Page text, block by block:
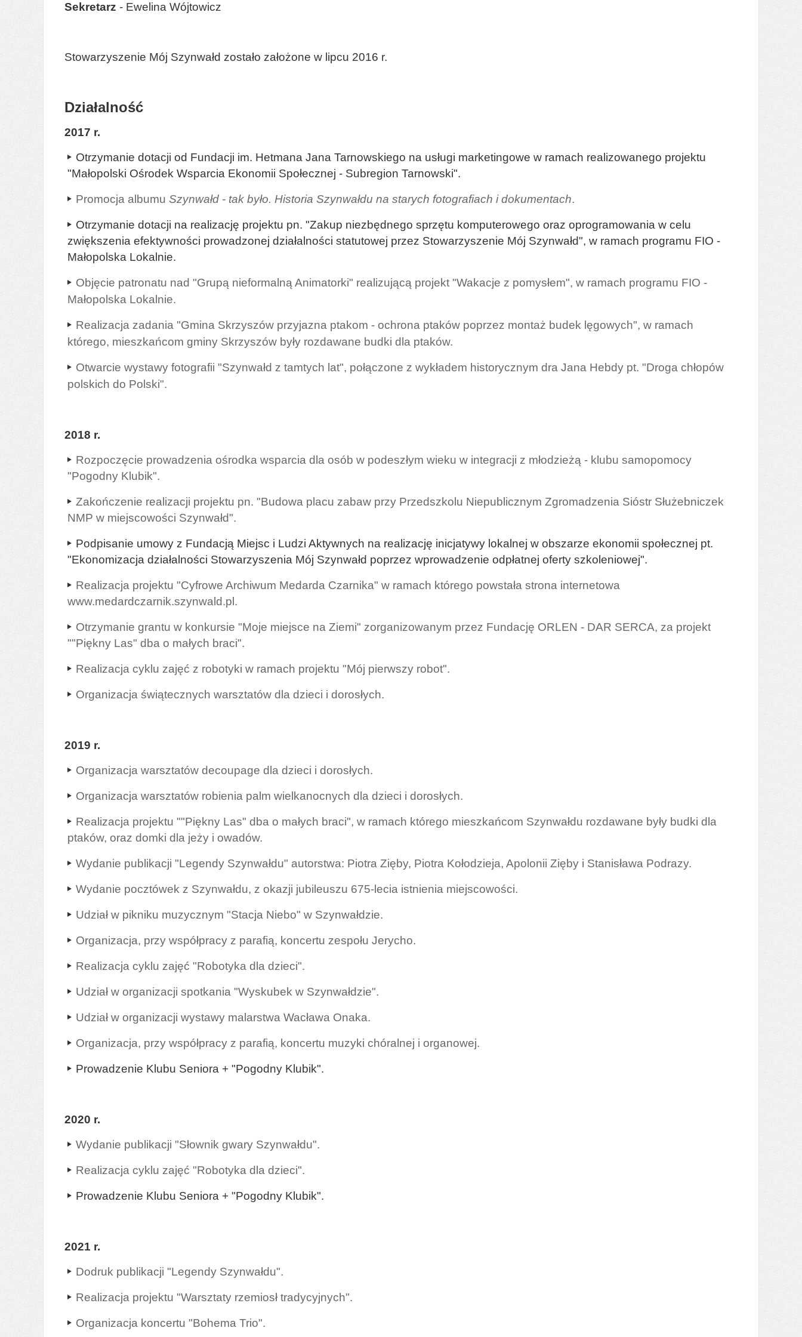
Sekretarz - Ewelina Wójtowicz
Stowarzyszenie Mój Szynwałd zostało założone w lipcu 2016 r.
Działalność
2017 r.
Otrzymanie dotacji od Fundacji im. Hetmana Jana Tarnowskiego na usługi marketingowe w ramach realizowanego projektu
"Małopolski Ośrodek Wsparcia Ekonomii Społecznej - Subregion Tarnowski".
Promocja albumu Szynwałd - tak było. Historia Szynwałdu na starych fotografiach i dokumentach.
Otrzymanie dotacji na realizację projektu pn. "Zakup niezbędnego sprzętu komputerowego oraz oprogramowania w celu
zwiększenia efektywności prowadzonej działalności statutowej przez Stowarzyszenie Mój Szynwałd", w ramach programu FIO -
Małopolska Lokalnie.
Objęcie patronatu nad "Grupą nieformalną Animatorki" realizującą projekt "Wakacje z pomysłem", w ramach programu FIO -
Małopolska Lokalnie.
Realizacja zadania "Gmina Skrzyszów przyjazna ptakom - ochrona ptaków poprzez montaż budek lęgowych", w ramach
którego, mieszkańcom gminy Skrzyszów były rozdawane budki dla ptaków.
Otwarcie wystawy fotografii "Szynwałd z tamtych lat", połączone z wykładem historycznym dra Jana Hebdy pt. "Droga chłopów
polskich do Polski".
2018 r.
Rozpoczęcie prowadzenia ośrodka wsparcia dla osób w podeszłym wieku w integracji z młodzieżą - klubu samopomocy
"Pogodny Klubik".
Zakończenie realizacji projektu pn. "Budowa placu zabaw przy Przedszkolu Niepublicznym Zgromadzenia Sióstr Służebniczek
NMP w miejscowości Szynwałd".
Podpisanie umowy z Fundacją Miejsc i Ludzi Aktywnych na realizację inicjatywy lokalnej w obszarze ekonomii społecznej pt.
"Ekonomizacja działalności Stowarzyszenia Mój Szynwałd poprzez wprowadzenie odpłatnej oferty szkoleniowej".
Realizacja projektu "Cyfrowe Archiwum Medarda Czarnika" w ramach którego powstała strona internetowa
www.medardczarnik.szynwald.pl.
Otrzymanie grantu w konkursie "Moje miejsce na Ziemi" zorganizowanym przez Fundację ORLEN - DAR SERCA, za projekt
""Piękny Las" dba o małych braci".
Realizacja cyklu zajęć z robotyki w ramach projektu "Mój pierwszy robot".
Organizacja świątecznych warsztatów dla dzieci i dorosłych.
2019 r.
Organizacja warsztatów decoupage dla dzieci i dorosłych.
Organizacja warsztatów robienia palm wielkanocnych dla dzieci i dorosłych.
Realizacja projektu ""Piękny Las" dba o małych braci", w ramach którego mieszkańcom Szynwałdu rozdawane były budki dla
ptaków, oraz domki dla jeży i owadów.
Wydanie publikacji "Legendy Szynwałdu" autorstwa: Piotra Zięby, Piotra Kołodzieja, Apolonii Zięby i Stanisława Podrazy.
Wydanie pocztówek z Szynwałdu, z okazji jubileuszu 675-lecia istnienia miejscowości.
Udział w pikniku muzycznym "Stacja Niebo" w Szynwałdzie.
Organizacja, przy współpracy z parafią, koncertu zespołu Jerycho.
Realizacja cyklu zajęć "Robotyka dla dzieci".
Udział w organizacji spotkania "Wyskubek w Szynwałdzie".
Udział w organizacji wystawy malarstwa Wacława Onaka.
Organizacja, przy współpracy z parafią, koncertu muzyki chóralnej i organowej.
Prowadzenie Klubu Seniora + "Pogodny Klubik".
2020 r.
Wydanie publikacji "Słownik gwary Szynwałdu".
Realizacja cyklu zajęć "Robotyka dla dzieci".
Prowadzenie Klubu Seniora + "Pogodny Klubik".
2021 r.
Dodruk publikacji "Legendy Szynwałdu".
Realizacja projektu "Warsztaty rzemiosł tradycyjnych".
Organizacja koncertu "Bohema Trio".